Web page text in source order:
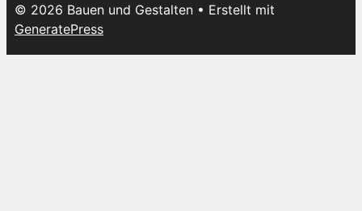
© 2026 Bauen und Gestalten • Erstellt mit
GeneratePress